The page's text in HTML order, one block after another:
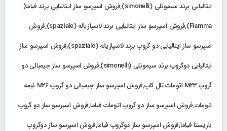
ایتالیایی برند سیمونلی (simonelli),فروش اسپرسو ساز ایتالیایی برند فیاما(
Fiamma),فروش اسپرسو ساز ایتالیایی برند لاسپازیاله (spaziale),فروش
اسپرسو ساز ایتالیایی دو گروپ برند لاسپازیاله (spaziale),فروش اسپرسو ساز
ایتالیایی دوگروپ برند سیمونلی (simonelli),فروش اسپرسو ساز جیمبالی دو
گروپ M23 اتومات تال کاپ,فروش اسپرسو ساز جیمبالی دو گروپ M26 نیمه
اتومات,فروش اسپرسو ساز دو گروپ اتومات فیاما,فروش اسپرسو ساز دو گروپ
باریستا فیاما,فروش اسپرسو ساز دوگروپ فیاما,فروش اسپرسو ساز دوگروپ